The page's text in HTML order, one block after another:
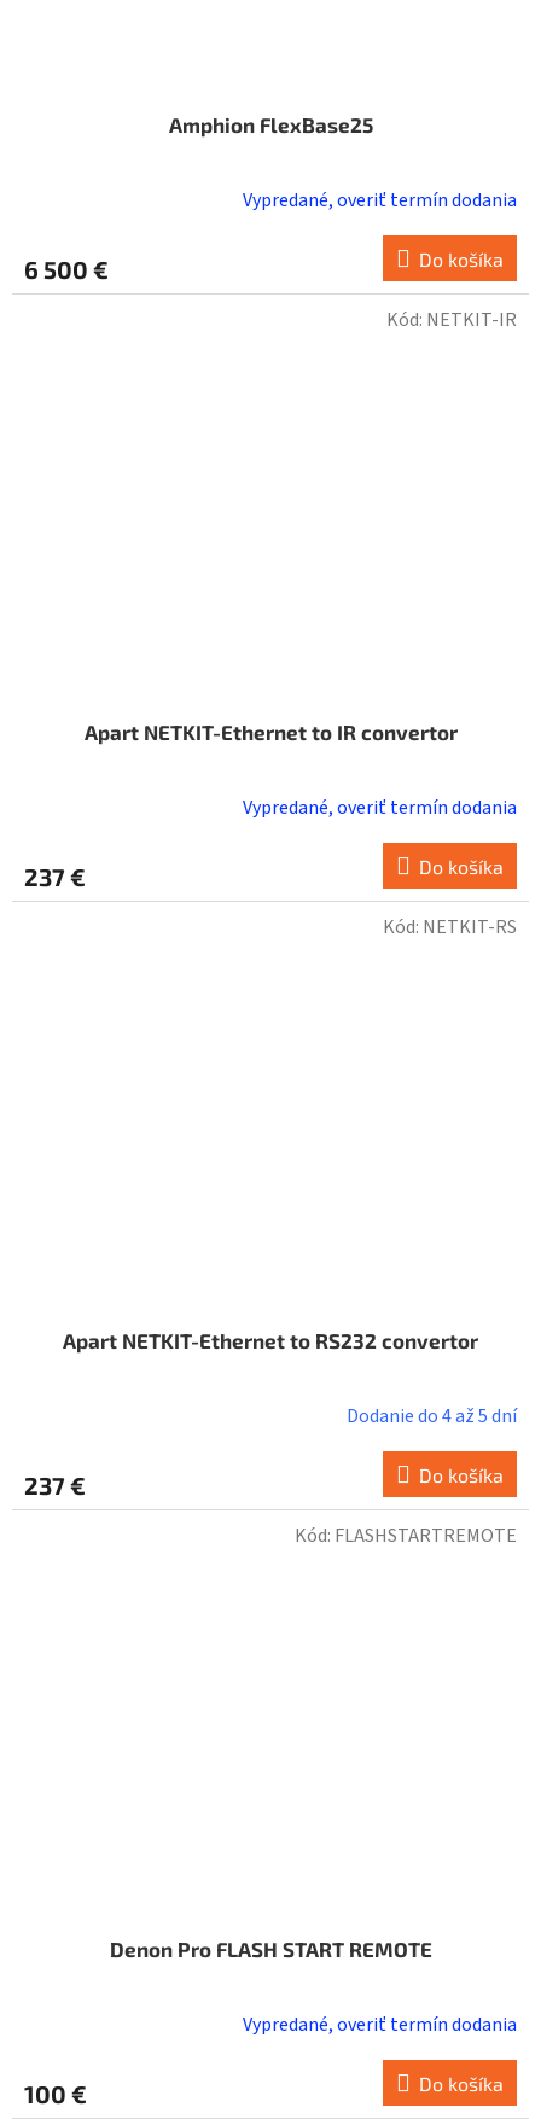
Amphion FlexBase25
Vypredané, overiť termín dodania
6 500 € Do košíka
Apart NETKIT-Ethernet to IR convertor
Vypredané, overiť termín dodania
237 € Do košíka
Kód: NETKIT-IR
Apart NETKIT-Ethernet to RS232 convertor
Dodanie do 4 až 5 dní
237 € Do košíka
Kód: NETKIT-RS
Denon Pro FLASH START REMOTE
Vypredané, overiť termín dodania
100 € Do košíka
Kód: FLASHSTARTREMOTE